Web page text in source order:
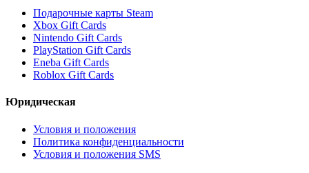
Подарочные карты Steam
Xbox Gift Cards
Nintendo Gift Cards
PlayStation Gift Cards
Eneba Gift Cards
Roblox Gift Cards
Юридическая
Условия и положения
Политика конфиденциальности
Условия и положения SMS